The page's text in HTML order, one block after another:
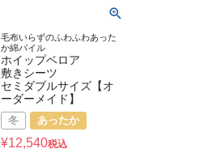
毛布いらずのふわふわあった
か綿パイル
ホイップベロア
敷きシーツ
セミダブルサイズ【オ
ーダーメイド】
冬 あったか
¥12,540税込